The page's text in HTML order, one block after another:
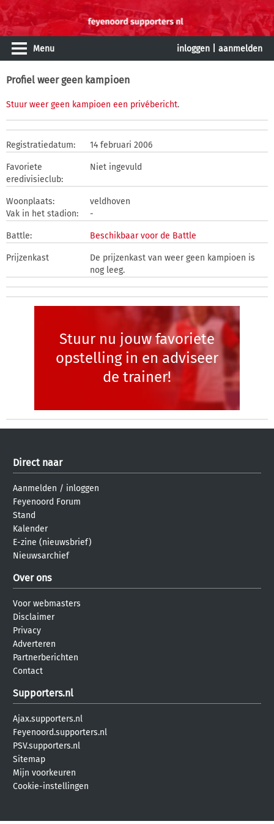
Menu inloggen aanmelden
Profiel weer geen kampioen
Stuur weer geen kampioen een privébericht.
Registratiedatum: 14 februari 2006
Favoriete
eredivisieclub:
Niet ingevuld
Woonplaats:
veldhoven
Vak in het stadion:
-
Battle: Beschikbaar voor de Battle
Prijzenkast
De prijzenkast van weer geen kampioen is
nog leeg.
Stuur nu jouw favoriete
opstelling in en adviseer
de trainer!
Direct naar
Aanmelden / inloggen
Feyenoord Forum
Stand
Kalender
E-zine (nieuwsbrief)
Nieuwsarchief
Over ons
Voor webmasters
Disclaimer
Privacy
Adverteren
Partnerberichten
Contact
Supporters.nl
Ajax.supporters.nl
Feyenoord.supporters.nl
PSV.supporters.nl
Sitemap
Mijn voorkeuren
Cookie-instellingen